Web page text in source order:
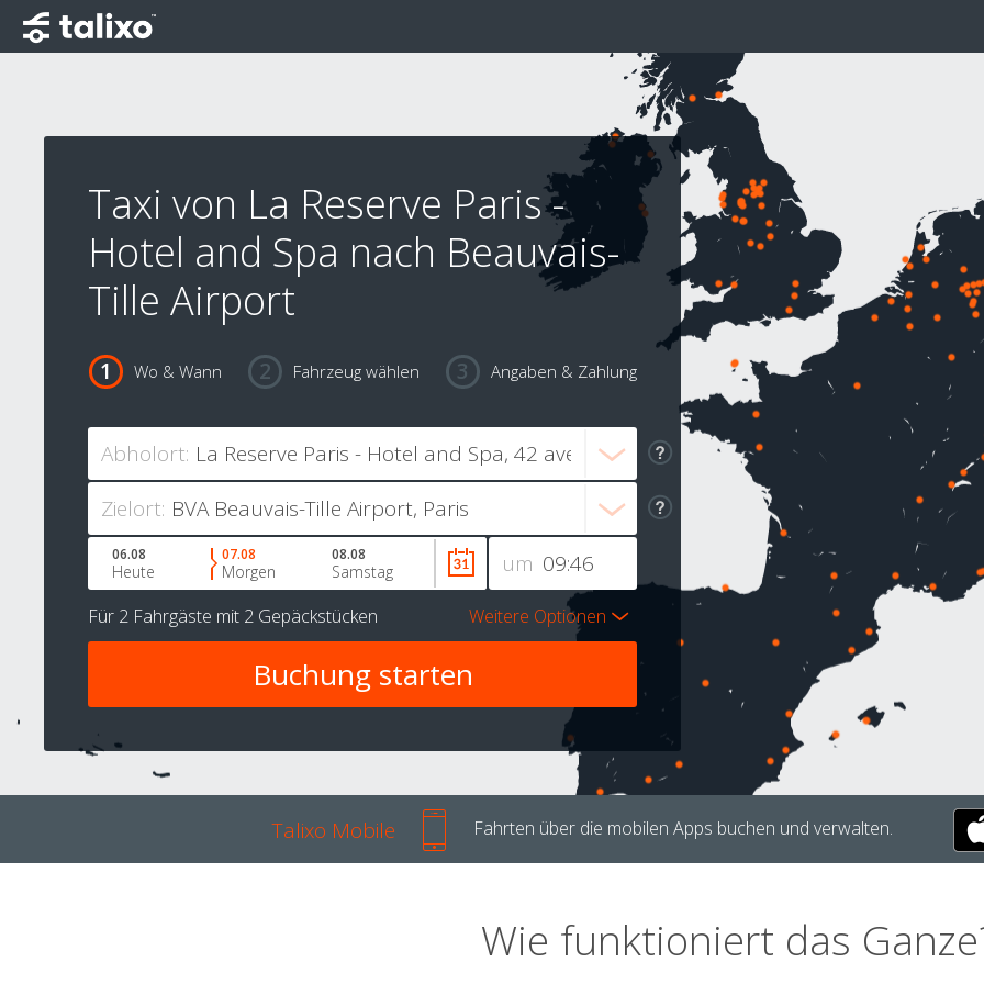
Taxi von La Reserve Paris -
Hotel and Spa nach Beauvais-
Tille Airport
Wo & Wann Fahrzeug wählen Angaben & Zahlung
Abholort:
Zielort:
um
06.08
Heute
07.08
Morgen
08.08
Samstag
Für 2 Fahrgäste mit 2 Gepäckstücken Weitere Optionen
Talixo Mobile Fahrten über die mobilen Apps buchen und verwalten.
Wie funktioniert das